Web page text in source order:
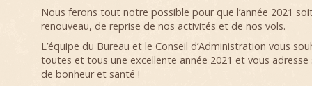
Nous ferons tout notre possible pour que l’année 2021
renouveau, de reprise de nos activités et de nos vols.
L’équipe du Bureau et le Conseil d’Administration vous
toutes et tous une excellente année 2021 et vous
de bonheur et santé !